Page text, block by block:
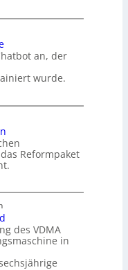
an, der
wurde.
Reformpaket
des VDMA
in